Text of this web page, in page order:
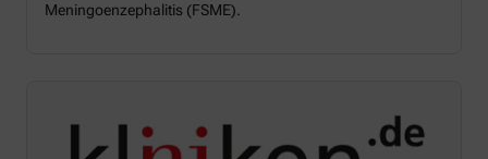
Meningoenzephalitis (FSME).